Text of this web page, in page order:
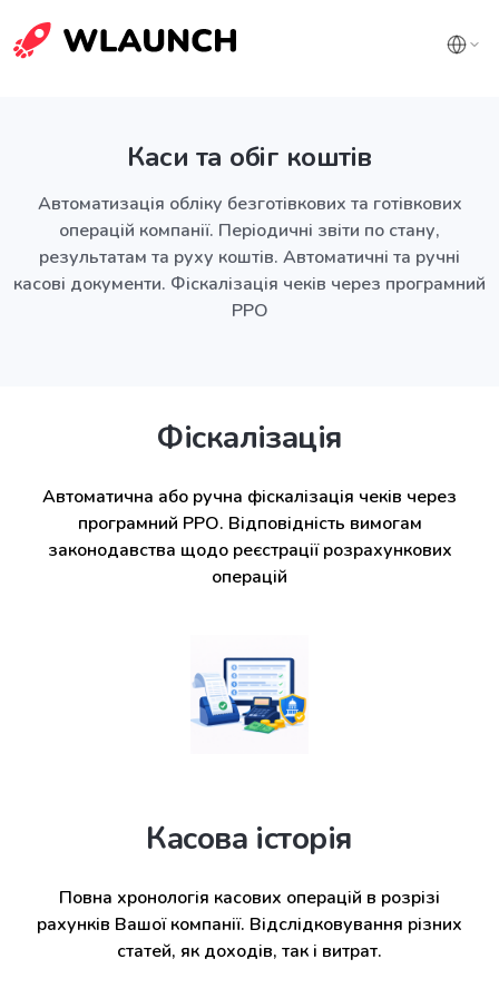
Каси та обіг коштів
Автоматизація обліку безготівкових та готівкових
операцій компанії. Періодичні звіти по стану,
результатам та руху коштів. Автоматичні та ручні
касові документи. Фіскалізація чеків через програмний
РРО
Фіскалізація
Автоматична або ручна фіскалізація чеків через
програмний РРО. Відповідність вимогам
законодавства щодо реєстрації розрахункових
операцій
Касова історія
Повна хронологія касових операцій в розрізі
рахунків Вашої компанії. Відслідковування різних
статей, як доходів, так і витрат.